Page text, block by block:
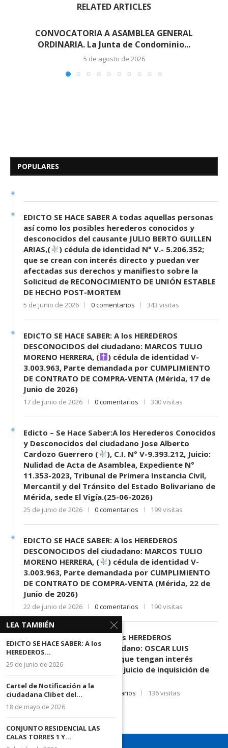
RELATED ARTICLES
CONVOCATORIA A ASAMBLEA GENERAL
ORDINARIA. La Junta de Condominio...
5 de agosto de 2026
POPULARES
Desconocidos del...
28 de mayo de 2026
EDICTO SE HACE SABER A todas aquellas personas
así como los posibles herederos conocidos y
desconocidos del causante JULIO BERTO GUILLEN
ARIAS,(
) cédula de identidad N° V.- 5.206.352;
que se crean con interés directo y puedan ver
afectadas sus derechos y manifiesto sobre la
Solicitud de RECONOCIMIENTO DE UNIÓN ESTABLE
DE HECHO POST-MORTEM
5 de junio de 2026 0 comentarios 343 visitas
EDICTO SE HACE SABER: A los HEREDEROS
DESCONOCIDOS del ciudadano: MARCOS TULIO
MORENO HERRERA, (
) cédula de identidad V-
3.003.963, Parte demandada por CUMPLIMIENTO
DE CONTRATO DE COMPRA-VENTA (Mérida, 17 de
Junio de 2026)
17 de junio de 2026 0 comentarios 300 visitas
Edicto – Se Hace Saber:A los Herederos Conocidos
y Desconocidos del ciudadano Jose Alberto
Cardozo Guerrero (
), C.I. N° V-9.393.212, Juicio:
Nulidad de Acta de Asamblea, Expediente N°
11.353-2023, Tribunal de Primera Instancia Civil,
Mercantil y del Tránsito del Estado Bolivariano de
Mérida, sede El Vigía.(25-06-2026)
25 de junio de 2026 0 comentarios 199 visitas
EDICTO SE HACE SABER: A los HEREDEROS
DESCONOCIDOS del ciudadano: MARCOS TULIO
MORENO HERRERA, (
) cédula de identidad V-
3.003.963, Parte demandada por CUMPLIMIENTO
DE CONTRATO DE COMPRA-VENTA (Mérida, 22 de
Junio de 2026)
22 de junio de 2026 0 comentarios 190 visitas
Edicto SE HACE SABER A los HEREDEROS
DESCONOCIDOS del ciudadano: OSCAR LUIS
) que tengan interés
directo y manifiesto en el juicio de inquisición de
10 de julio de 2026 0 comentarios 136 visitas
LEA TAMBIÉN
EDICTO SE HACE SABER: A los
HEREDEROS...
29 de junio de 2026
Cartel de Notificación a la
ciudadana Clibet del...
18 de mayo de 2026
CONJUNTO RESIDENCIAL LAS
CALAS TORRES 1 Y...